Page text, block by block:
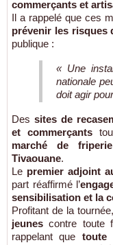
commerçants et
Il a rappelé que ces
prévenir les risques
publique :
« Une
nationale
doit agir
Des sites de
et commerçants
marché de friperie
Tivaouane.
Le premier adjoint
part réaffirmé l’
sensibilisation et la
Profitant de la
jeunes contre toute
rappelant que toute